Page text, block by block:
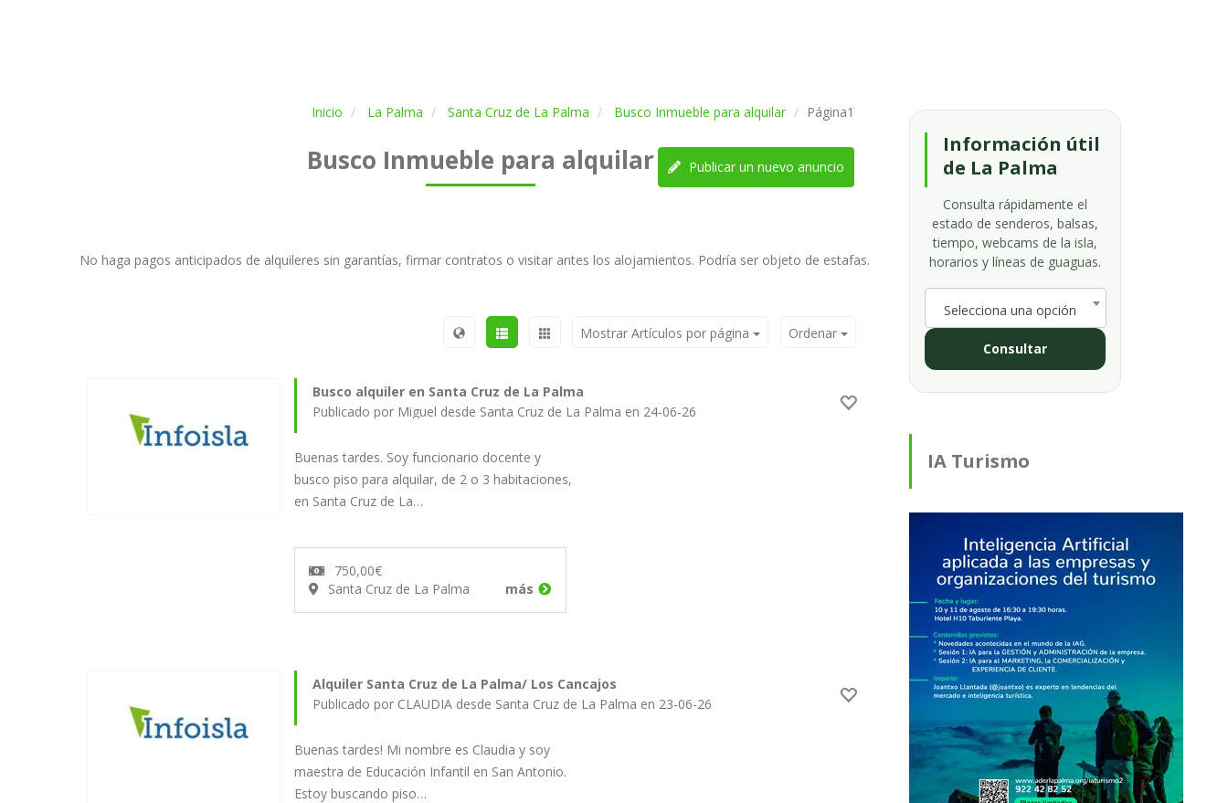
Inicio La Palma Santa Cruz de La Palma Busco Inmueble para alquilar Página1
Busco Inmueble para alquilar Publicar un nuevo anuncio
No haga pagos anticipados de alquileres sin garantías, firmar contratos o visitar antes los alojamientos. Podría ser objeto de estafas.
Ordenar
Mostrar Artículos por página
Busco alquiler en Santa Cruz de La Palma
Publicado por Miguel desde Santa Cruz de La Palma en 24-06-26
Buenas tardes. Soy funcionario docente y
busco piso para alquilar, de 2 o 3 habitaciones,
en Santa Cruz de La…
750,00€
Santa Cruz de La Palma
más
Alquiler Santa Cruz de La Palma/ Los Cancajos
Publicado por CLAUDIA desde Santa Cruz de La Palma en 23-06-26
Buenas tardes! Mi nombre es Claudia y soy
maestra de Educación Infantil en San Antonio.
Estoy buscando piso…
Información útil
de La Palma
Consulta rápidamente el
estado de senderos, balsas,
tiempo, webcams de la isla,
horarios y líneas de guaguas.
Selecciona una opción
Consultar
IA Turismo